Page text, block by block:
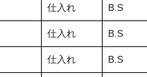
仕入れ B.S
仕入れ B.S
仕入れ B.S